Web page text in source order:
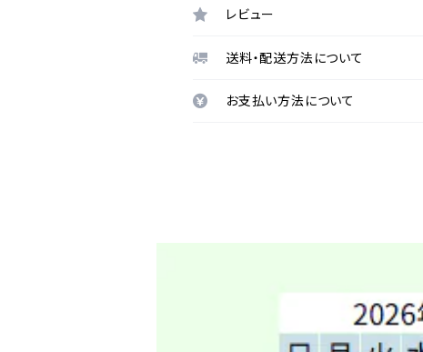
レビュー
送料・配送方法について
お支払い方法について